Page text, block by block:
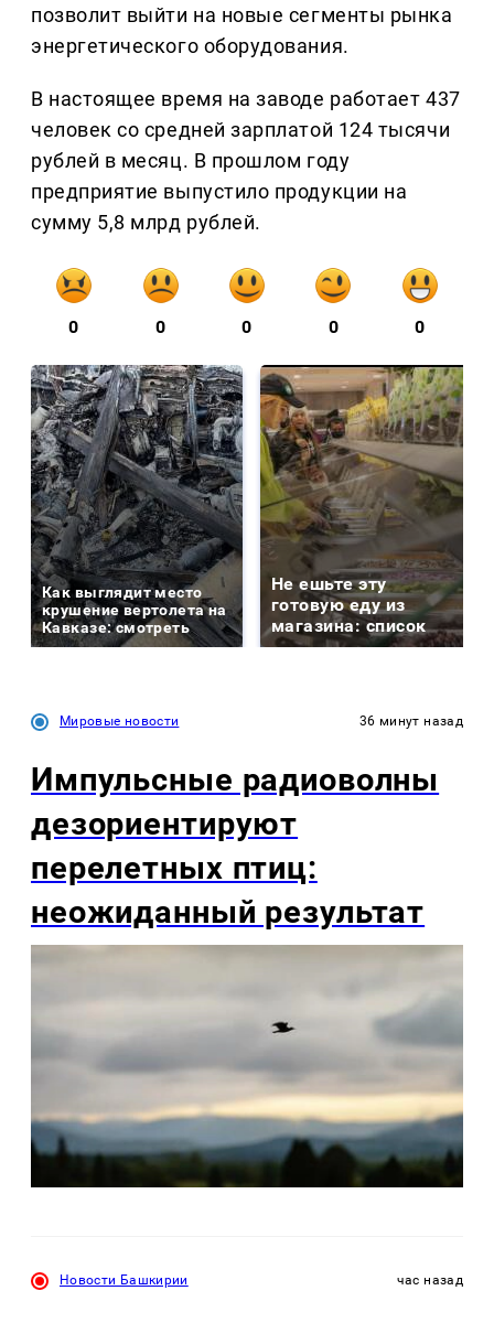
позволит выйти на новые сегменты рынка
энергетического оборудования.
В настоящее время на заводе работает 437
человек со средней зарплатой 124 тысячи
рублей в месяц. В прошлом году
предприятие выпустило продукции на
сумму 5,8 млрд рублей.
0 0 0 0 0
Как выглядит место
крушение вертолета на
Кавказе: смотреть
Не ешьте эту
готовую еду из
магазина: список
Мировые новости 36 минут назад
Импульсные радиоволны
дезориентируют
перелетных птиц:
неожиданный результат
Новости Башкирии час назад